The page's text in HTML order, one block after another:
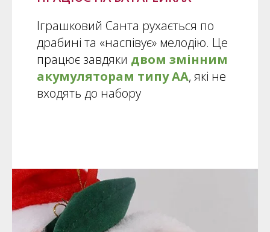
Іграшковий Санта рухається по
драбині та «наспівує» мелодію. Це
працює завдяки двом змінним
акумуляторам типу АА, які не
входять до набору